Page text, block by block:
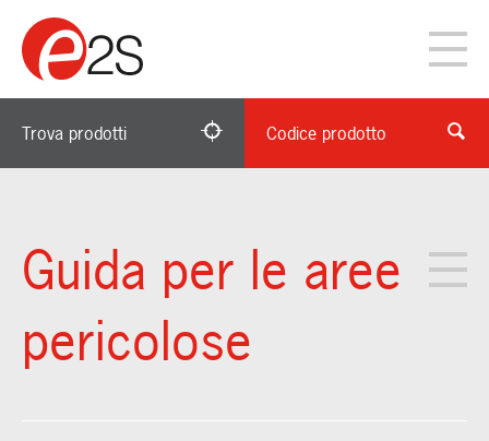
Trova prodotti Codice prodotto
Guida per le aree
pericolose